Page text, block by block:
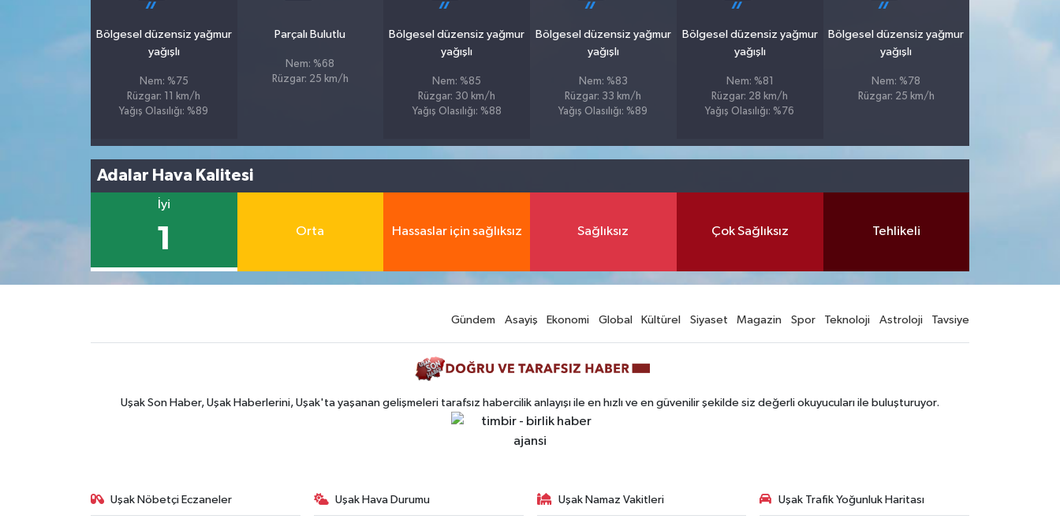
Bölgesel düzensiz yağmur
yağışlı
Nem: %75
Rüzgar: 11 km/h
Yağış Olasılığı: %89
Parçalı Bulutlu
Nem: %68
Rüzgar: 25 km/h
Bölgesel düzensiz yağmur
yağışlı
Nem: %85
Rüzgar: 30 km/h
Yağış Olasılığı: %88
Bölgesel düzensiz yağmur
yağışlı
Nem: %83
Rüzgar: 33 km/h
Yağış Olasılığı: %89
Bölgesel düzensiz yağmur
yağışlı
Nem: %81
Rüzgar: 28 km/h
Yağış Olasılığı: %76
Bölgesel düzensiz yağmur
yağışlı
Nem: %78
Rüzgar: 25 km/h
Adalar Hava Kalitesi
İyi
1 Orta Hassaslar için sağlıksız Sağlıksız Çok Sağlıksız Tehlikeli
Gündem Asayiş Ekonomi Global Kültürel Siyaset Magazin Spor Teknoloji Astroloji Tavsiye
Uşak Son Haber, Uşak Haberlerini, Uşak'ta yaşanan gelişmeleri tarafsız habercilik anlayışı ile en hızlı ve en güvenilir şekilde siz değerli okuyucuları ile buluşturuyor.
Uşak Nöbetçi Eczaneler Uşak Hava Durumu Uşak Namaz Vakitleri Uşak Trafik Yoğunluk Haritası